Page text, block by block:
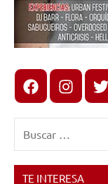
FacebookInstagram
X
TE INTERESA